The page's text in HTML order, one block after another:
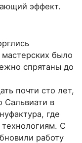
эффект.
было
спрятаны до
почти сто лет,
Сальвиати в
где
С
работу